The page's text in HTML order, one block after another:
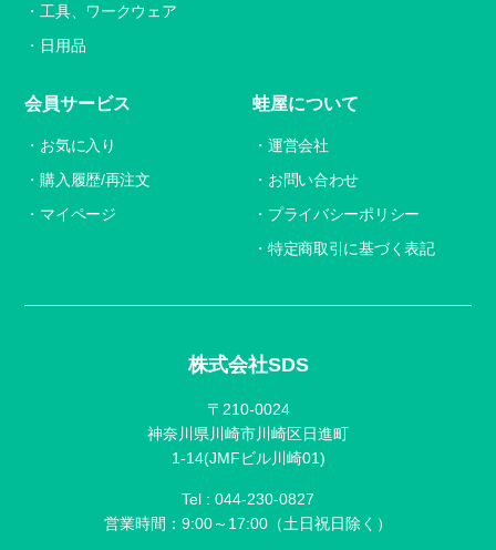
株式会社SDS
〒210-0024
神奈川県川崎市川崎区日進町
1-14(JMFビル川崎01)
Tel : 044-230-0827
営業時間：9:00～17:00（土日祝日除く）
工具、ワークウェア
日用品
会員サービス
お気に入り
購入履歴/再注文
マイページ
蛙屋について
運営会社
お問い合わせ
プライバシーポリシー
特定商取引に基づく表記